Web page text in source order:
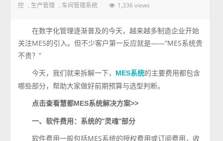
控
, 生产管理 ,车间管理系统 1,336 views
在数字化管理逐渐普及的今天，越来越多制造企业开始
关注MES的引入。但不少客户第一反应就是——“MES系统贵
不贵？”
今天，我们就来拆解一下，
MES系统的主要费用都包含
哪些部分，帮助大家做好前期预算与选型判断。
点击查看慧都MES系统解决方案>>
一、软件费用：系统的“灵魂”部分
软件费用一般包括MES系统的授权费用或订阅费用，收